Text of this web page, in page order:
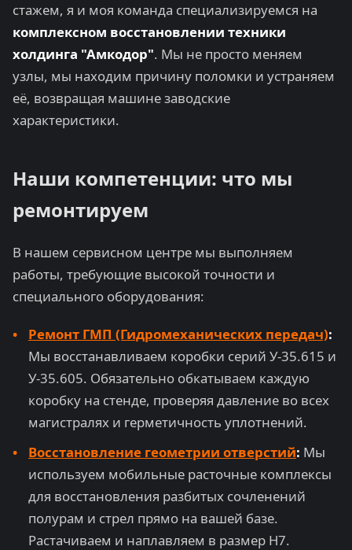
стажем, я и моя команда специализируемся на
комплексном восстановлении техники
холдинга "Амкодор". Мы не просто меняем
узлы, мы находим причину поломки и устраняем
её, возвращая машине заводские
характеристики.
Наши компетенции: что мы
ремонтируем
В нашем сервисном центре мы выполняем
работы, требующие высокой точности и
специального оборудования:
Ремонт ГМП (Гидромеханических передач):
Мы восстанавливаем коробки серий У-35.615 и
У-35.605. Обязательно обкатываем каждую
коробку на стенде, проверяя давление во всех
магистралях и герметичность уплотнений.
Восстановление геометрии отверстий: Мы
используем мобильные расточные комплексы
для восстановления разбитых сочленений
полурам и стрел прямо на вашей базе.
Растачиваем и наплавляем в размер H7.